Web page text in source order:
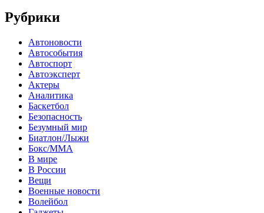
Рубрики
Автоновости
Автособытия
Автоспорт
Автоэксперт
Актеры
Аналитика
Баскетбол
Безопасность
Безумный мир
Биатлон/Лыжи
Бокс/MMA
В мире
В России
Вещи
Военные новости
Волейбол